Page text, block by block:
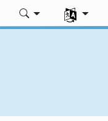
選擇您的